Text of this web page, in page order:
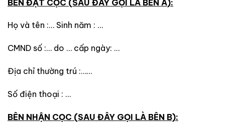
BÊN ĐẶT CỌC (SAU ĐÂY GỌI LÀ BÊN A):
Họ và tên :… Sinh năm : …
CMND số :… do … cấp ngày: …
Địa chỉ thường trú :……
Số điện thoại : …
BÊN NHẬN CỌC (SAU ĐÂY GỌI LÀ BÊN B):